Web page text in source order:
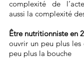
complexité de
aussi la complexité
Être nutritionniste en
ouvrir un peu plus
peu plus la bouche